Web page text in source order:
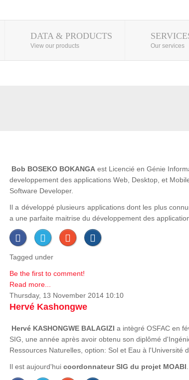
DATA & PRODUCTS
View our products Our services
Bob BOSEKO BOKANGA est Licencié en Génie
developpement des applications Web, Desktop, et
Software Developer.
Il a développé plusieurs applications dont les plus
a une parfaite maitrise du développement des
Tagged under
Be the first to comment!
Read more...
Thursday, 13 November 2014 10:10
Hervé Kashongwe
Hervé KASHONGWE BALAGIZI a intègré OSFAC en
SIG, une année après avoir obtenu son diplômé
Ressources Naturelles, option: Sol et Eau à l'Université
Il est aujourd'hui coordonnateur SIG du projet MOABI